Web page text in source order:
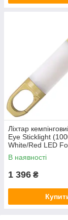
Ліхтар
Eye Sticklight
White/Red LED
Magnetic USB-C
В наявності
1 396 ₴